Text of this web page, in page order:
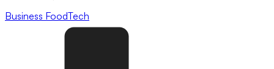
Business FoodTech